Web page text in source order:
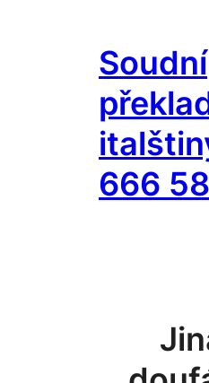
obsahSoudní
666